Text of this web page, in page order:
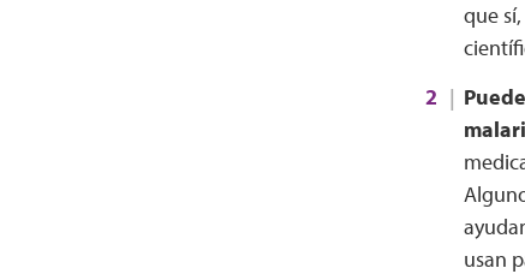
que
usan